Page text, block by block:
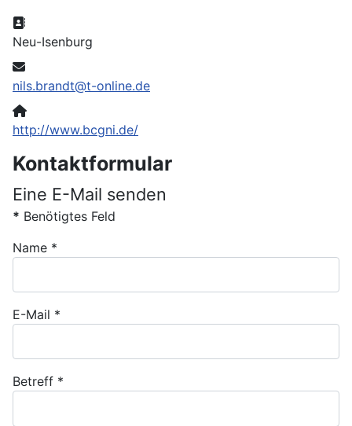
Adresse:
Neu-Isenburg
E-Mail:
nils.brandt@t-online.de
Website:
http://www.bcgni.de/
Kontaktformular
Eine E-Mail senden
* Benötigtes Feld
Name *
E-Mail *
Betreff *